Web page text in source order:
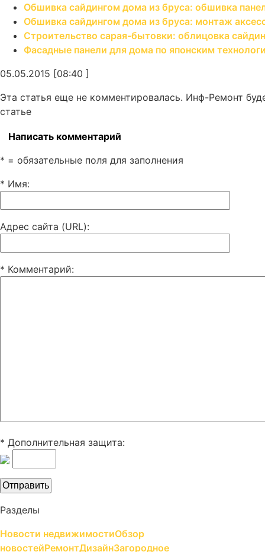
Обшивка сайдингом дома из бруса: обшивка
Обшивка сайдингом дома из бруса: монтаж
Строительство сарая-бытовки: облицовка
Фасадные панели для дома по японским
05.05.2015 [08:40 ]
Эта статья еще не комментировалась. Инф-Ремонт
статье
Написать комментарий
* = обязательные поля для заполнения
* Имя:
Адрес сайта (URL):
* Комментарий:
* Дополнительная защита:
Разделы
Новости недвижимостиОбзор
новостейРемонтДизайнЗагородное